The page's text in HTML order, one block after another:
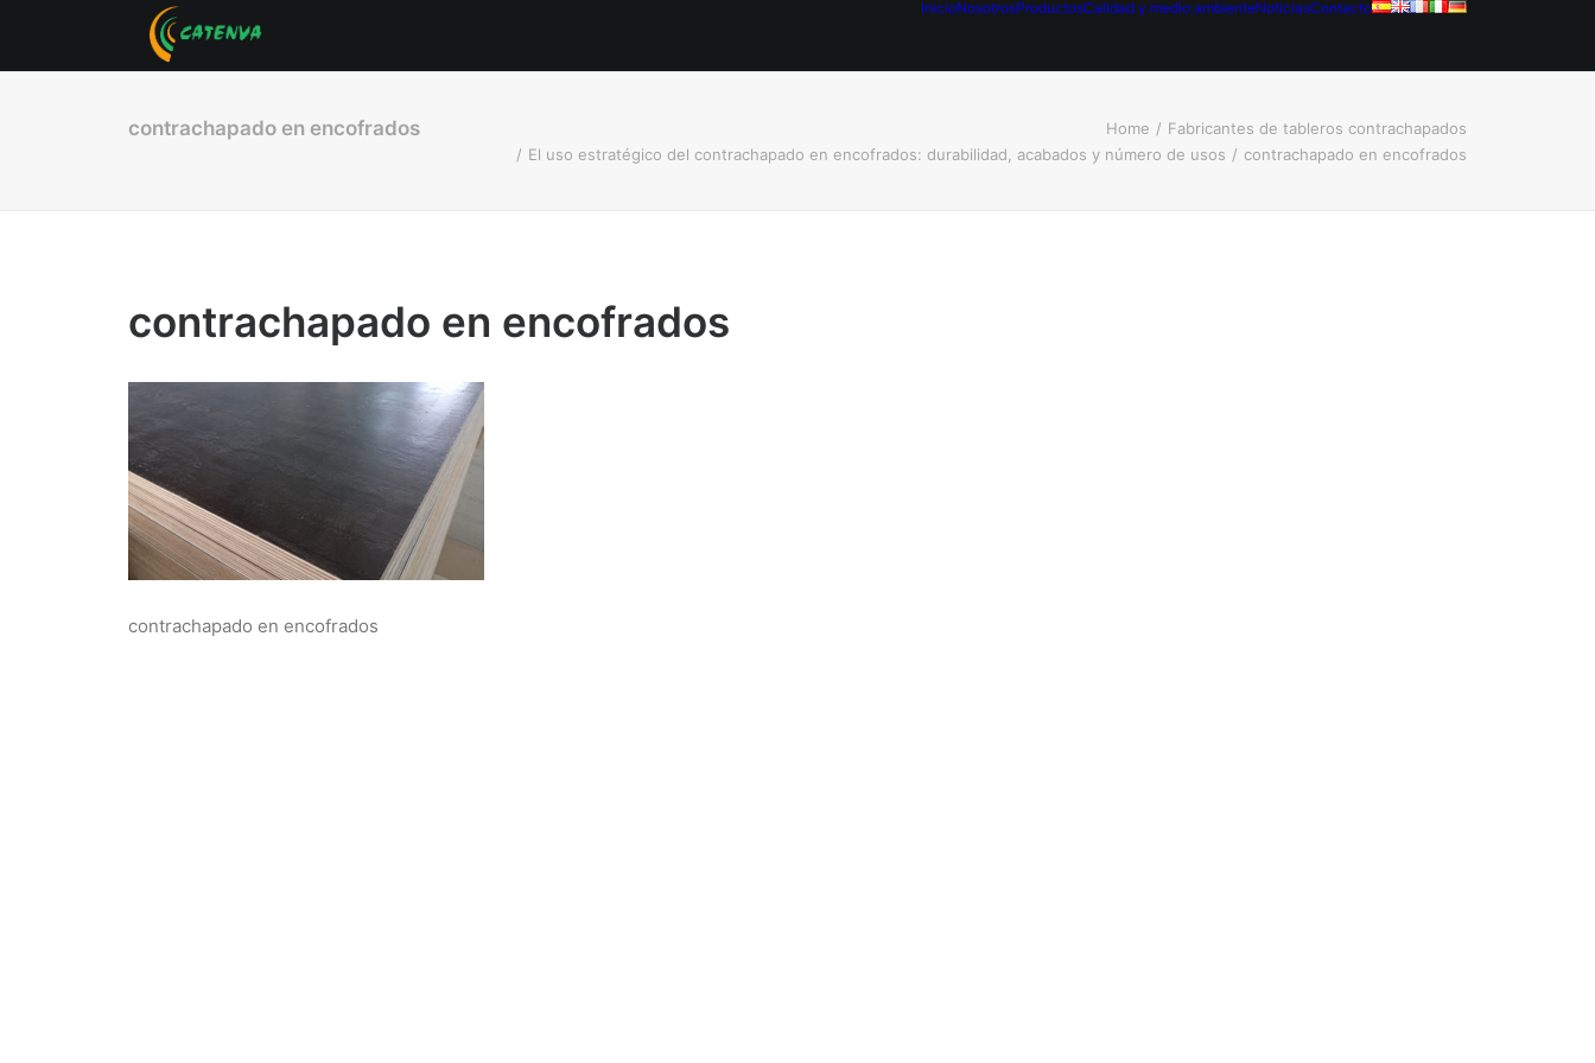
InicioNosotrosProductosCalidad y medio ambienteNoticiasContacto
contrachapado en encofrados Home
Fabricantes de tableros contrachapados
El uso estratégico del contrachapado en encofrados: durabilidad, acabados y número de usos
contrachapado en encofrados
contrachapado en encofrados
contrachapado en encofrados